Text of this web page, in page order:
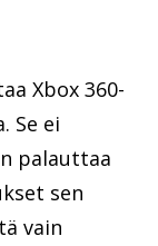
Xbox 360-
Se ei
palauttaa
sen
vain